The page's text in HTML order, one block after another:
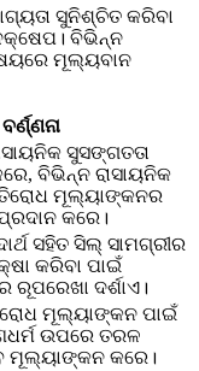
ସୁନିଶ୍ଚିତ କରିବା
ବିଭିନ୍ନ
ମୂଲ୍ୟବାନ
ବର୍ଣ୍ଣନା
ସୁସଙ୍ଗତତା
ବିଭିନ୍ନ ରାସାୟନିକ
ମୂଲ୍ୟାଙ୍କନର
କରେ।
ସହିତ ସିଲ୍ ସାମଗ୍ରୀର
କରିବା ପାଇଁ
ଦର୍ଶାଏ।
ମୂଲ୍ୟାଙ୍କନ ପାଇଁ
ଉପରେ ତରଳ
ମୂଲ୍ୟାଙ୍କନ କରେ।